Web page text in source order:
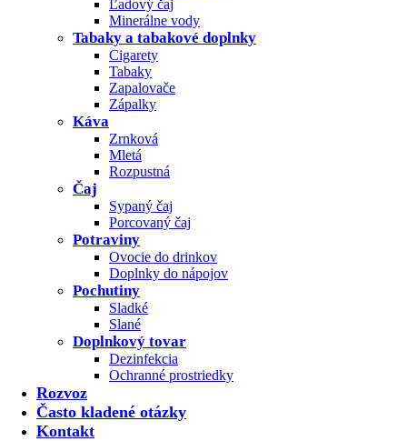
Ľadový čaj
Minerálne vody
Tabaky a tabakové doplnky
Cigarety
Tabaky
Zapalovače
Zápalky
Káva
Zrnková
Mletá
Rozpustná
Čaj
Sypaný čaj
Porcovaný čaj
Potraviny
Ovocie do drinkov
Doplnky do nápojov
Pochutiny
Sladké
Slané
Doplnkový tovar
Dezinfekcia
Ochranné prostriedky
Rozvoz
Často kladené otázky
Kontakt